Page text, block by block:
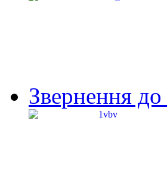
Звернення